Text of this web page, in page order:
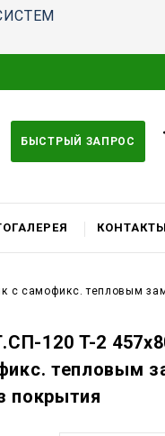
БЫСТРЫЙ ЗАПРОС
КОНТАКТЫ
c самофикс. тепловым
120 T-2
тепловым
покрытия